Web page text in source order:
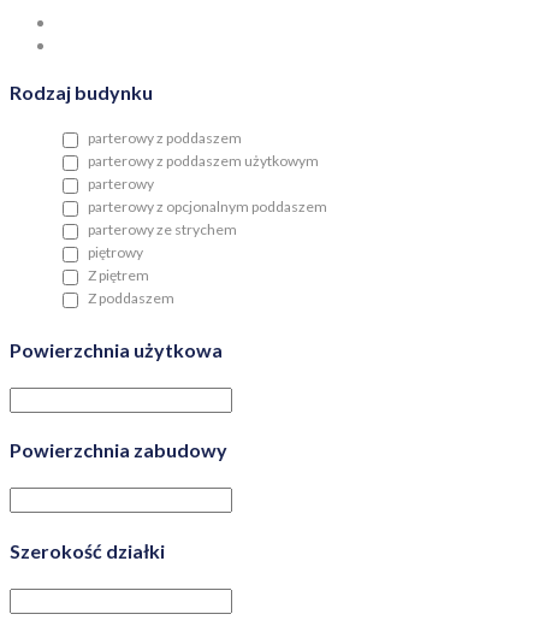
Rodzaj budynku
parterowy z poddaszem
parterowy z poddaszem użytkowym
parterowy
parterowy z opcjonalnym poddaszem
parterowy ze strychem
piętrowy
Z piętrem
Z poddaszem
Powierzchnia użytkowa
Powierzchnia zabudowy
Szerokość działki